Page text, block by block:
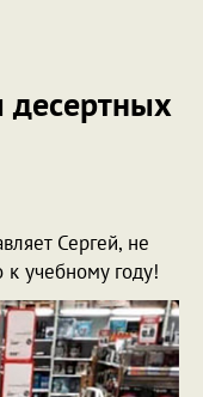
Сергей, не
к учебному году!